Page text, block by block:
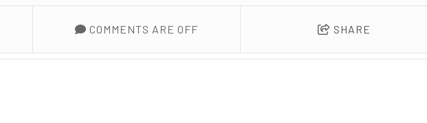
COMMENTS ARE OFF SHARE